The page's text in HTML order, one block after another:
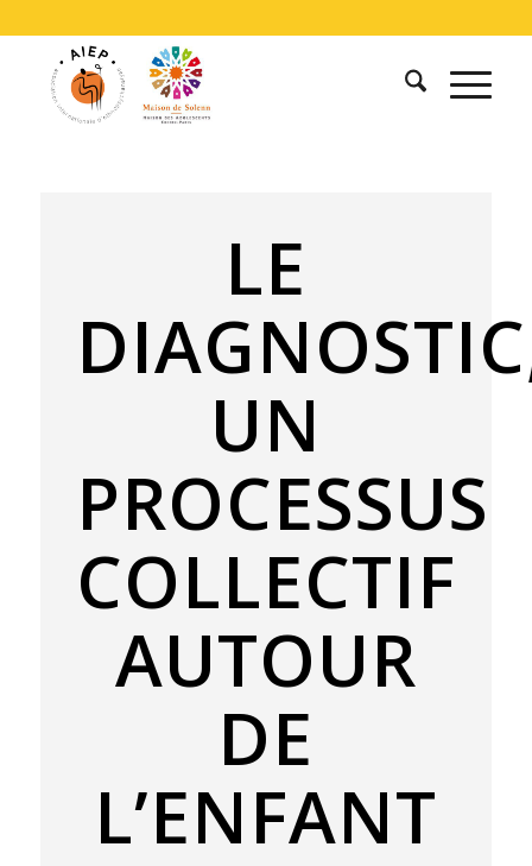
LE
UN
PROCESSUS
COLLECTIF
AUTOUR
DE
L’ENFANT